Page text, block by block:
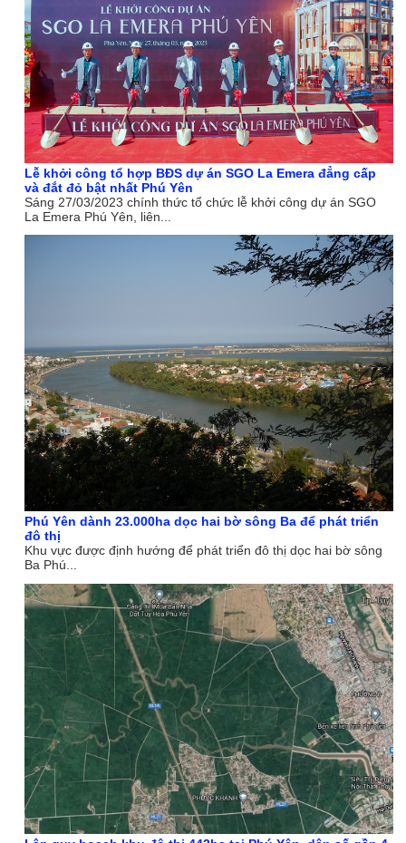
Lễ khởi công tổ hợp BĐS dự án SGO La Emera đẳng cấp
và đắt đỏ bật nhất Phú Yên
Sáng 27/03/2023 chính thức tổ chức lễ khởi công dự án SGO
La Emera Phú Yên, liên...
Phú Yên dành 23.000ha dọc hai bờ sông Ba để phát triển
đô thị
Khu vực được định hướng để phát triển đô thị dọc hai bờ sông
Ba Phú...